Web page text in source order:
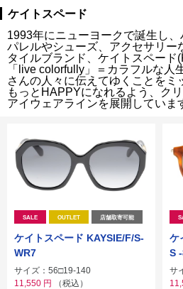
ケイトスペード
1993年にニューヨークで誕生し
パレルやシューズ、アクセサリー
タイルブランド、ケイトスペード
「live colorfully」＝カラフルな人
さんの人々に伝えてゆくことをミ
もっとHAPPYになれるよう、ク
アイウェアラインを展開していま
SALE OUTLET 店舗取寄可能
ケイトスペード KAYSIE/F/S-
WR7
サイズ：56□19-140
11,550 円 （税込）
ケ
S
サ